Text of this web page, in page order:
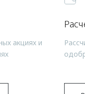
акциях и